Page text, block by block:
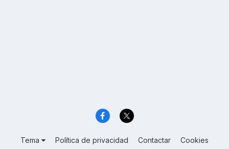
Tema Política de privacidad Contactar Cookies